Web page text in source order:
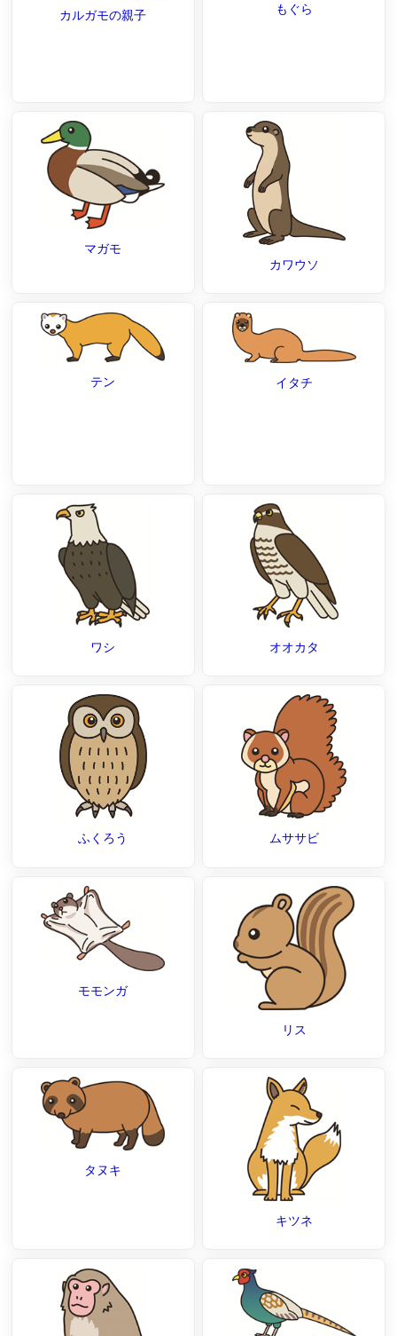
カルガモの親子 もぐら
マガモ
カワウソ
テン イタチ
ワシ オオカタ
ふくろう ムササビ
モモンガ
リス
タヌキ
キツネ